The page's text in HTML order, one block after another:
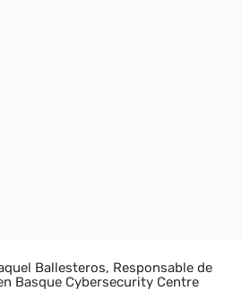
Ballesteros, Responsable de
Basque Cybersecurity Centre